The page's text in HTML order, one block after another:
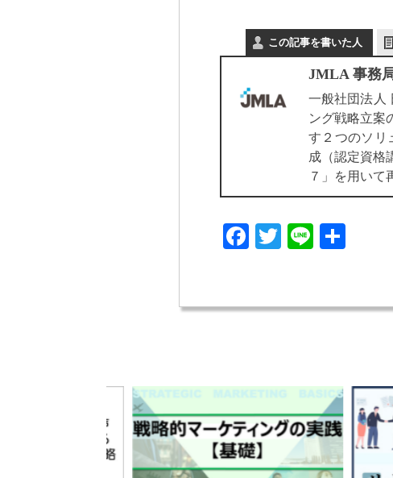
この記事を書いた人
JMLA 事務
一般社団法人
ング戦略立案
す２つのソリ
成（認定資格
７」を用いて
Facebook
Twitter
Line